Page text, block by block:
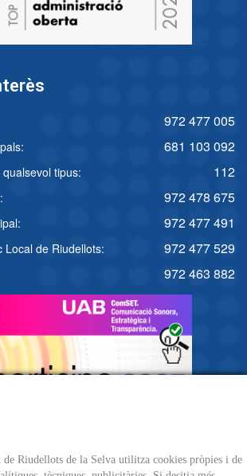
972 477 005
681 103 092
tipus: 112
972 478 675
972 477 491
Local de Riudellots: 972 477 529
972 463 882
Riudellots de la Selva utilitza cookies pròpies i de